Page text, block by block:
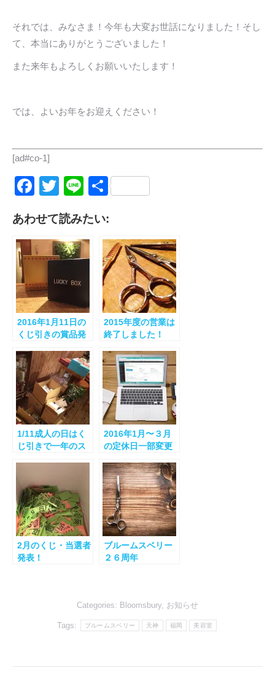
それでは、みなさま！今年も大変お世話になりました！そし
て、本当にありがとうございました！
また来年もよろしくお願いいたします！
では、よいお年をお迎えください！
[ad#co-1]
Facebook
Twitter
Line共
あわせて読みたい:
2016年1月11日の
くじ引きの賞品発
2015年度の営業は
終了しました！
1/11成人の日はく
じ引きで一年のス
2016年1月〜３月
の定休日一部変更
せ
2月のくじ・当選者
発表！
ブルームスベリー
２６周年
Categories: Bloomsbury, お知らせ
Tags: ブルームスベリー 天神 福岡 美容室